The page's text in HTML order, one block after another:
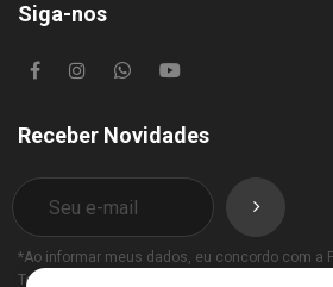
Siga-nos
Receber Novidades
*Ao informar meus dados, eu concordo com a
Termos de Uso